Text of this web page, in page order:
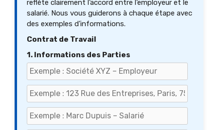
reflète clairement l’accord entre l’employeur et le
salarié. Nous vous guiderons à chaque étape avec
des exemples d’informations.
Contrat de Travail
1. Informations des Parties